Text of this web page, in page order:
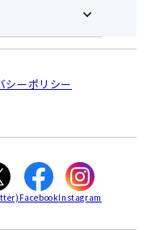
シーポリシー
FacebookInstagram